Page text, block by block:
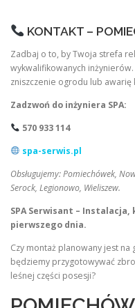
KONTAKT –
Zadbaj o to, by Twoja strefa
wykwalifikowanych
zniszczenie ogrodu lub
Zadzwoń do inżyniera SPA:
570 933 114
spa-serwis.pl
Obsługujemy: Pomiechówek,
Serock, Legionowo, Wieliszew.
SPA Serwisant –
pierwszego dnia.
Czy montaż planowany jest na
będziemy przygotowywać
leśnej części posesji?